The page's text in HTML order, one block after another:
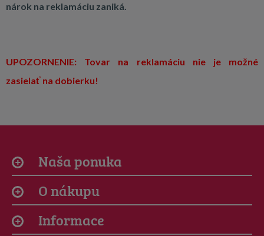
nárok na reklamáciu zaniká.
UPOZORNENIE: Tovar na reklamáciu nie je možné
zasielať na dobierku!
Naša ponuka
O nákupu
Informace